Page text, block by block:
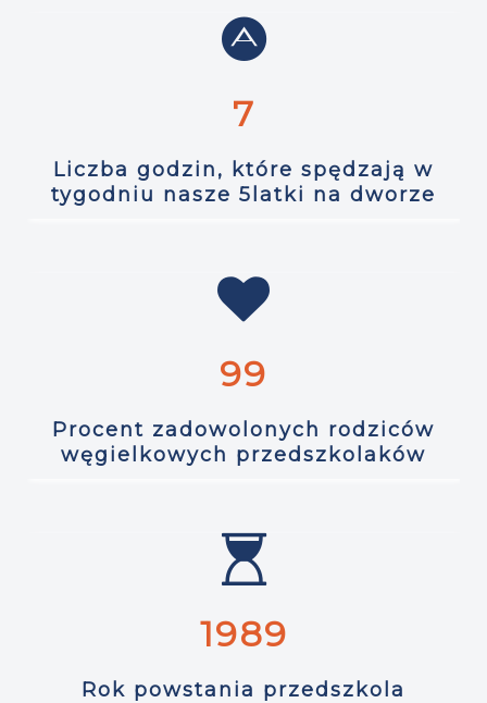
7
Liczba godzin, które spędzają w
tygodniu nasze 5latki na dworze
99
Procent zadowolonych rodziców
węgielkowych przedszkolaków
2009
Rok powstania przedszkola